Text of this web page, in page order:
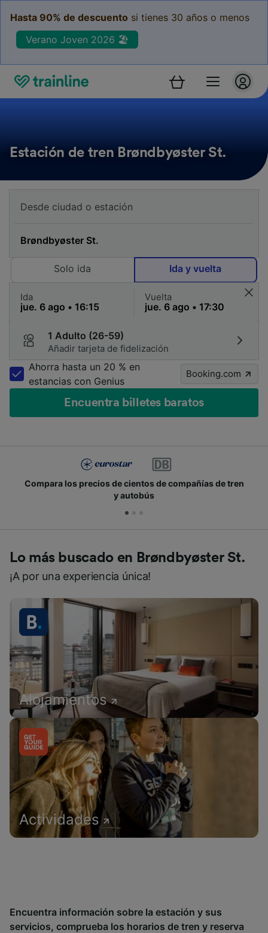
Hasta 90% de descuento si tienes 30 años o menos
Verano Joven 2026 🏖️
Estación de tren Brøndbyøster St.
Solo ida Ida y vuelta
Ida Vuelta
1 Adulto (26-59)
Añadir tarjeta de fidelización
Ahorra hasta un 20 % en
estancias con Genius
Booking.com
Encuentra billetes baratos
Compara los precios de cientos de compañías de tren
y autobús
Lo más buscado en Brøndbyøster St.
¡A por una experiencia única!
Alojamientos
Actividades
Encuentra información sobre la estación y sus
servicios, comprueba los horarios de tren y reserva